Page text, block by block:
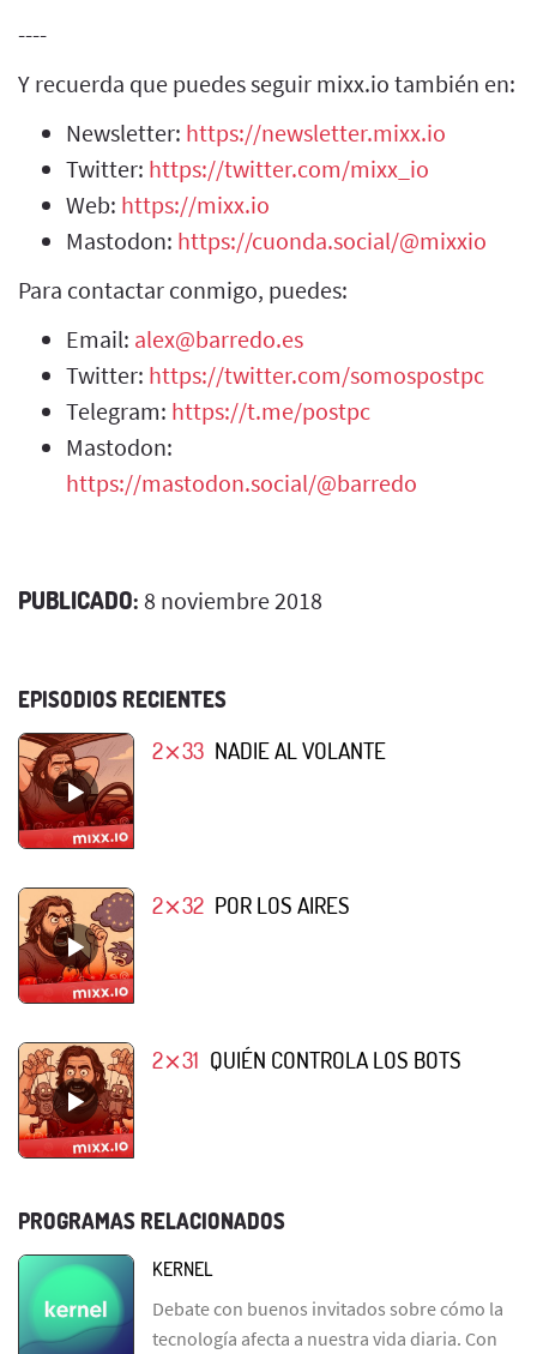
----
Y recuerda que puedes seguir mixx.io también en:
Newsletter: https://newsletter.mixx.io
Twitter: https://twitter.com/mixx_io
Web: https://mixx.io
Mastodon: https://cuonda.social/@mixxio
Para contactar conmigo, puedes:
Email: alex@barredo.es
Twitter: https://twitter.com/somospostpc
Telegram: https://t.me/postpc
Mastodon:
https://mastodon.social/@barredo
PUBLICADO: 8 noviembre 2018
EPISODIOS RECIENTES
2⨯33 NADIE AL VOLANTE
2⨯32 POR LOS AIRES
2⨯31 QUIÉN CONTROLA LOS BOTS
PROGRAMAS RELACIONADOS
KERNEL
Debate con buenos invitados sobre cómo la
tecnología afecta a nuestra vida diaria. Con